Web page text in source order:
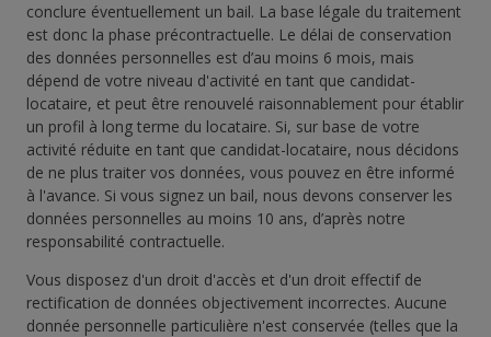
conclure éventuellement un bail. La base légale du traitement
est donc la phase précontractuelle. Le délai de conservation
des données personnelles est d’au moins 6 mois, mais
dépend de votre niveau d'activité en tant que candidat-
locataire, et peut être renouvelé raisonnablement pour établir
un profil à long terme du locataire. Si, sur base de votre
activité réduite en tant que candidat-locataire, nous décidons
de ne plus traiter vos données, vous pouvez en être informé
à l'avance. Si vous signez un bail, nous devons conserver les
données personnelles au moins 10 ans, d’après notre
responsabilité contractuelle.
Vous disposez d'un droit d'accès et d'un droit effectif de
rectification de données objectivement incorrectes. Aucune
donnée personnelle particulière n'est conservée (telles que la